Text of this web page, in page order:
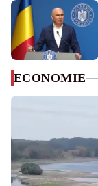
ECONOMIE